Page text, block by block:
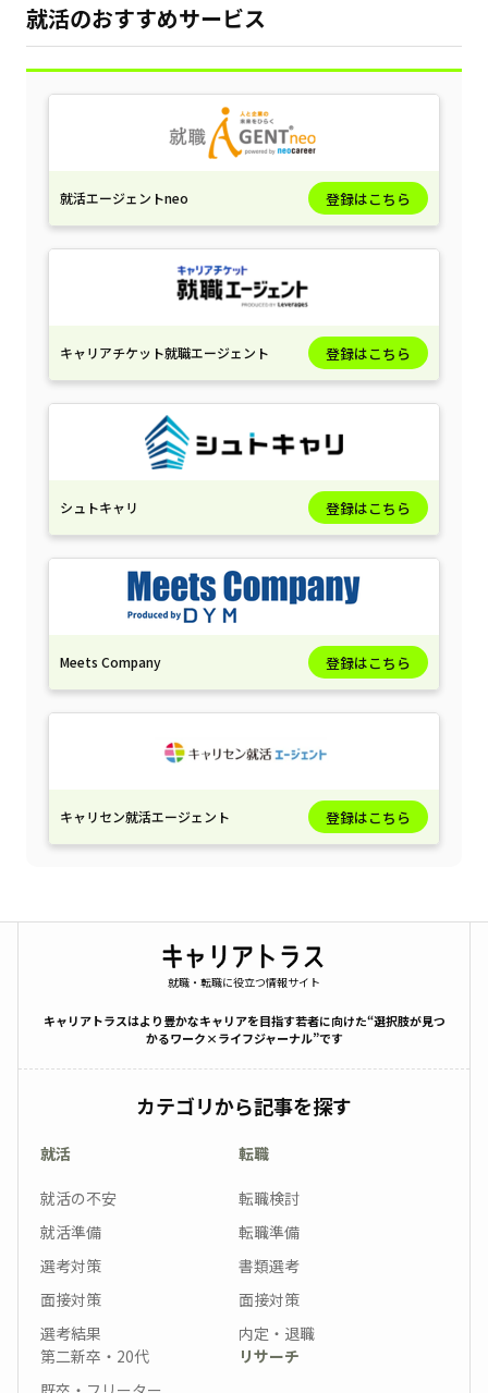
就活のおすすめサービス
就活エージェントneo 登録はこちら
キャリアチケット就職エージェント 登録はこちら
シュトキャリ 登録はこちら
Meets Company 登録はこちら
キャリセン就活エージェント 登録はこちら
就職・転職に役立つ情報サイト
キャリアトラスはより豊かなキャリアを目指す若者に向けた“選択肢が見つ
かるワーク×ライフジャーナル”です
カテゴリから記事を探す
就活
就活の不安
就活準備
選考対策
面接対策
選考結果
転職
転職検討
転職準備
書類選考
面接対策
内定・退職
第二新卒・20代
リサーチ